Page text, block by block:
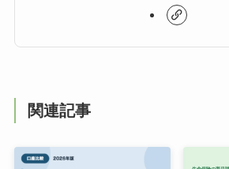
関連記事